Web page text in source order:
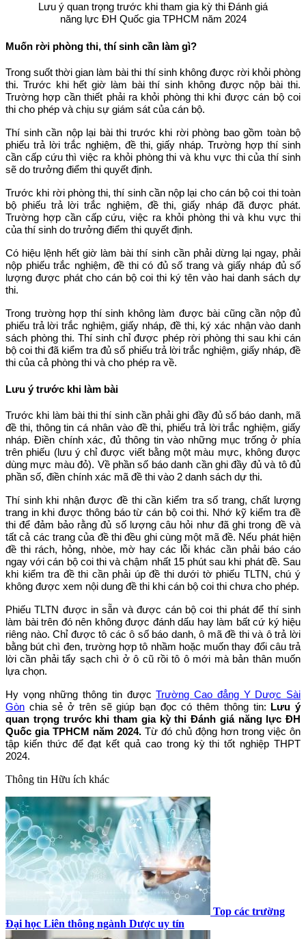
Lưu ý quan trọng trước khi tham gia kỳ thi Đánh giá
năng lực ĐH Quốc gia TPHCM năm 2024
Muốn rời phòng thi, thí sinh cần làm gì?
Trong suốt thời gian làm bài thi thí sinh không được rời khỏi phòng
thi. Trước khi hết giờ làm bài thí sinh không được nộp bài thi.
Trường hợp cần thiết phải ra khỏi phòng thi khi được cán bộ coi
thi cho phép và chịu sự giám sát của cán bộ.
Thí sinh cần nộp lại bài thi trước khi rời phòng bao gồm toàn bộ
phiếu trả lời trắc nghiệm, đề thi, giấy nháp. Trường hợp thí sinh
cần cấp cứu thì việc ra khỏi phòng thi và khu vực thi của thí sinh
sẽ do trưởng điểm thi quyết định.
Trước khi rời phòng thi, thí sinh cần nộp lại cho cán bộ coi thi toàn
bộ phiếu trả lời trắc nghiệm, đề thi, giấy nháp đã được phát.
Trường hợp cần cấp cứu, việc ra khỏi phòng thi và khu vực thi
của thí sinh do trưởng điểm thi quyết định.
Có hiệu lệnh hết giờ làm bài thí sinh cần phải dừng lại ngay, phải
nộp phiếu trắc nghiệm, đề thi có đủ số trang và giấy nháp đủ số
lượng được phát cho cán bộ coi thi ký tên vào hai danh sách dự
thi.
Trong trường hợp thí sinh không làm được bài cũng cần nộp đủ
phiếu trả lời trắc nghiệm, giấy nháp, đề thi, ký xác nhận vào danh
sách phòng thi. Thí sinh chỉ được phép rời phòng thi sau khi cán
bộ coi thi đã kiểm tra đủ số phiếu trả lời trắc nghiệm, giấy nháp, đề
thi của cả phòng thi và cho phép ra về.
Lưu ý trước khi làm bài
Trước khi làm bài thi thí sinh cần phải ghi đầy đủ số báo danh, mã
đề thi, thông tin cá nhân vào đề thi, phiếu trả lời trắc nghiệm, giấy
nháp. Điền chính xác, đủ thông tin vào những mục trống ở phía
trên phiếu (lưu ý chỉ được viết bằng một màu mực, không được
dùng mực màu đỏ). Về phần số báo danh cần ghi đầy đủ và tô đủ
phần số, điền chính xác mã đề thi vào 2 danh sách dự thi.
Thí sinh khi nhận được đề thi cần kiểm tra số trang, chất lượng
trang in khi được thông báo từ cán bộ coi thi. Nhớ kỹ kiểm tra đề
thi để đảm bảo rằng đủ số lượng câu hỏi như đã ghi trong đề và
tất cả các trang của đề thi đều ghi cùng một mã đề. Nếu phát hiện
đề thi rách, hỏng, nhòe, mờ hay các lỗi khác cần phải báo cáo
ngay với cán bộ coi thi và chậm nhất 15 phút sau khi phát đề. Sau
khi kiểm tra đề thi cần phải úp đề thi dưới tờ phiếu TLTN, chú ý
không được xem nội dung đề thi khi cán bộ coi thi chưa cho phép.
Phiếu TLTN được in sẵn và được cán bộ coi thi phát để thí sinh
làm bài trên đó nên không được đánh dấu hay làm bất cứ ký hiệu
riêng nào. Chỉ được tô các ô số báo danh, ô mã đề thi và ô trả lời
bằng bút chì đen, trường hợp tô nhầm hoặc muốn thay đổi câu trả
lời cần phải tẩy sạch chì ở ô cũ rồi tô ô mới mà bản thân muốn
lựa chọn.
Hy vọng những thông tin đượcTrường Cao đẳng Y Dược Sài
Gòn chia sẻ ở trên sẽ giúp bạn đọc có thêm thông tin: Lưu ý
quan trọng trước khi tham gia kỳ thi Đánh giá năng lực ĐH
Quốc gia TPHCM năm 2024. Từ đó chủ động hơn trong việc ôn
tập kiến thức để đạt kết quả cao trong kỳ thi tốt nghiệp THPT
2024.
Thông tin Hữu ích khác
Top các trường
Đại học Liên thông ngành Dược uy tín